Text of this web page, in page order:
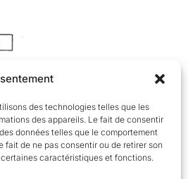
des technologies telles que les
des appareils. Le fait de consentir
données telles que le comportement
fait de ne pas consentir ou de retirer son
caractéristiques et fonctions.